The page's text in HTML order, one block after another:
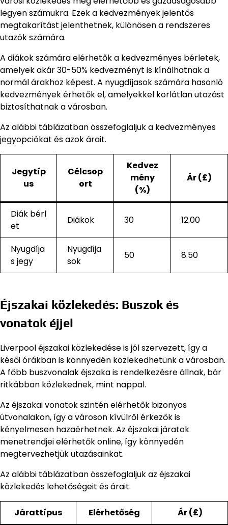
legyen számukra. Ezek a kedvezmények jelentős
megtakarítást jelenthetnek, különösen a rendszeres
utazók számára.
A diákok számára elérhetők a kedvezményes bérletek,
amelyek akár 30-50% kedvezményt is kínálhatnak a
normál árakhoz képest. A nyugdíjasok számára hasonló
kedvezmények érhetők el, amelyekkel korlátlan utazást
biztosíthatnak a városban.
Az alábbi táblázatban összefoglaljuk a kedvezményes
jegyopciókat és azok árait.
Jegytíp
us
Célcsop
ort
Kedvez
mény
(%)
Ár (£)
Diák bérl
et
Diákok 30 12.00
Nyugdíja
s jegy
Nyugdíja
sok
50 8.50
Éjszakai közlekedés: Buszok és
vonatok éjjel
Liverpool éjszakai közlekedése is jól szervezett, így a
késői órákban is könnyedén közlekedhetünk a városban.
A főbb buszvonalak éjszaka is rendelkezésre állnak, bár
ritkábban közlekednek, mint nappal.
Az éjszakai vonatok szintén elérhetők bizonyos
útvonalakon, így a városon kívülről érkezők is
kényelmesen hazaérhetnek. Az éjszakai járatok
menetrendjei elérhetők online, így könnyedén
megtervezhetjük utazásainkat.
Az alábbi táblázatban összefoglaljuk az éjszakai
közlekedés lehetőségeit és árait.
Járattípus Elérhetőség Ár (£)